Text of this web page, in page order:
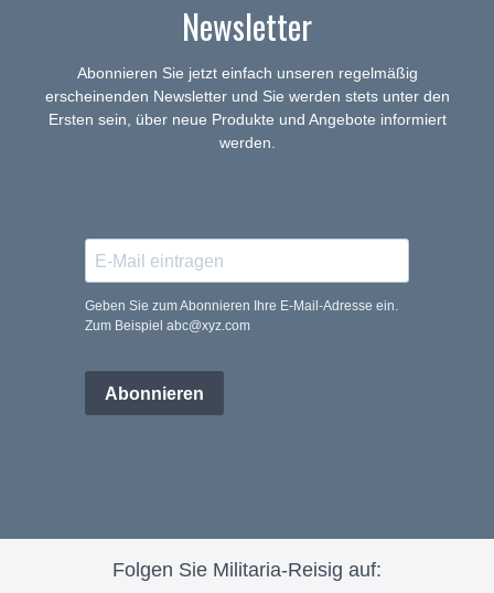
Newsletter
Abonnieren Sie jetzt einfach unseren regelmäßig
erscheinenden Newsletter und Sie werden stets unter den
Ersten sein, über neue Produkte und Angebote informiert
werden.
Geben Sie zum Abonnieren Ihre E-Mail-Adresse ein.
Zum Beispiel abc@xyz.com
Abonnieren
Folgen Sie Militaria-Reisig auf: